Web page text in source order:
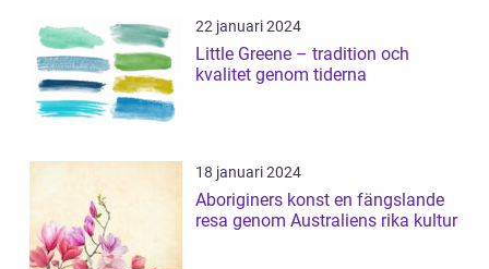
22 januari 2024
Little Greene – tradition och
kvalitet genom tiderna
18 januari 2024
Aboriginers konst en fängslande
resa genom Australiens rika kultur